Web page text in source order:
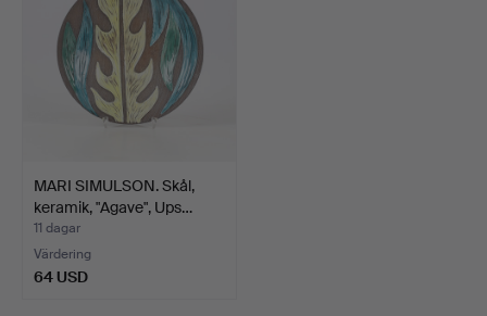
MARI SIMULSON. Skål,
keramik, "Agave", Ups…
11 dagar
Värdering
64 USD